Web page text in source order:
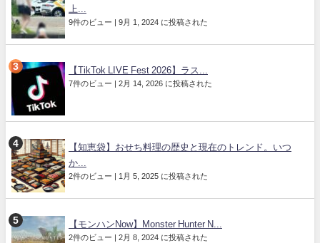
上...
9件のビュー 9月 1, 2024 に投稿された
【TikTok LIVE Fest 2026】ラス...
7件のビュー 2月 14, 2026 に投稿された
【知恵袋】おせち料理の歴史と現在のトレンド。いつ
か...
2件のビュー 1月 5, 2025 に投稿された
【モンハンNow】Monster Hunter N...
2件のビュー 2月 8, 2024 に投稿された